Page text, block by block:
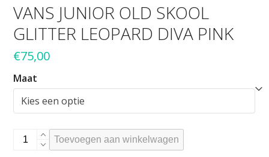
VANS JUNIOR OLD SKOOL
GLITTER LEOPARD DIVA PINK
€75,00
Maat
VANS
JUNIOR
Toevoegen aan winkelwagen